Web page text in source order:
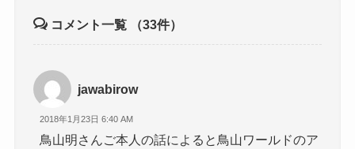
コメント一覧 （33件）
jawabirow
2018年1月23日 6:40 AM
鳥山明さんご本人の話によると鳥山ワールドのア